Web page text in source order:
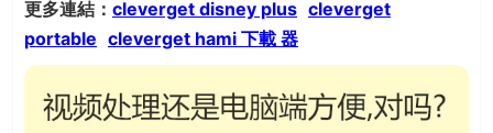
更多連結： cleverget disney plus cleverget
portable cleverget hami 下載 器